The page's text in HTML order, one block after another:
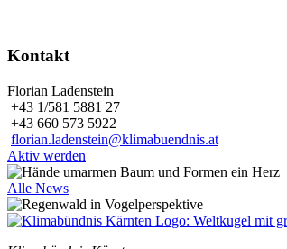
Kontakt
Florian Ladenstein
+43 1/581 5881 27
+43 660 573 5922
florian.ladenstein@klimabuendnis.at
Aktiv werden
Alle News